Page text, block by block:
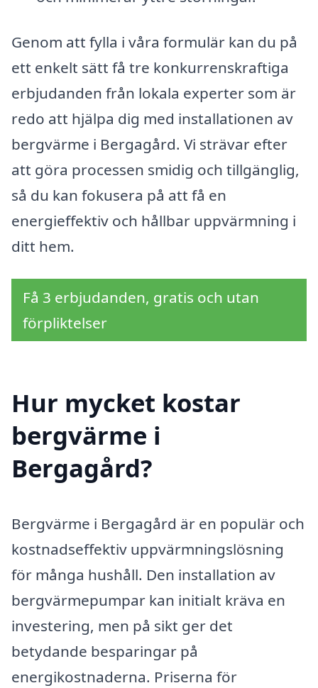
Genom att fylla i våra formulär kan du på
ett enkelt sätt få tre konkurrenskraftiga
erbjudanden från lokala experter som är
redo att hjälpa dig med installationen av
bergvärme i Bergagård. Vi strävar efter
att göra processen smidig och tillgänglig,
så du kan fokusera på att få en
energieffektiv och hållbar uppvärmning i
ditt hem.
Få 3 erbjudanden, gratis och utan
förpliktelser
Hur mycket kostar
bergvärme i
Bergagård?
Bergvärme i Bergagård är en populär och
kostnadseffektiv uppvärmningslösning
för många hushåll. Den installation av
bergvärmepumpar kan initialt kräva en
investering, men på sikt ger det
betydande besparingar på
energikostnaderna. Priserna för